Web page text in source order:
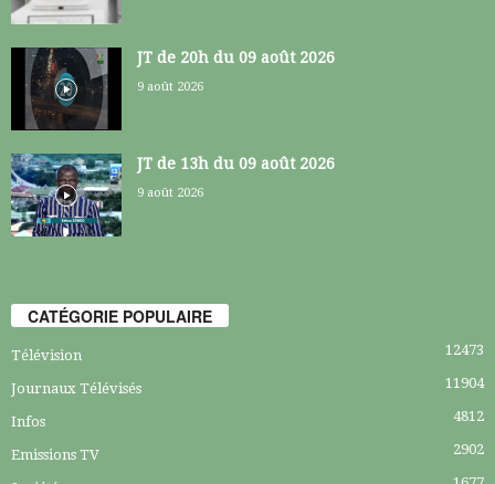
JT de 20h du 09 août 2026
9 août 2026
JT de 13h du 09 août 2026
9 août 2026
CATÉGORIE POPULAIRE
Télévision 12473
Journaux Télévisés 11904
Infos 4812
Emissions TV 2902